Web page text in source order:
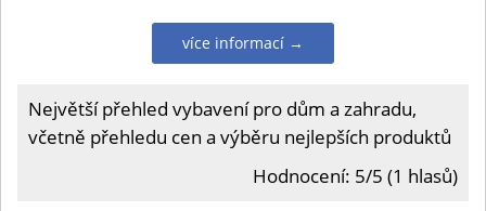
více informací →
Největší přehled vybavení pro dům a zahradu,
včetně přehledu cen a výběru nejlepších produktů
Hodnocení: 5/5 (1 hlasů)